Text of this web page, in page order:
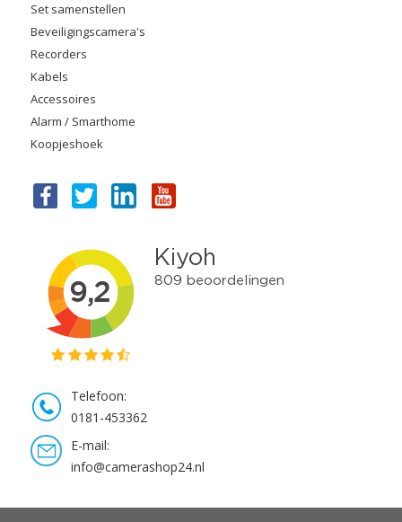
Set samenstellen
Beveiligingscamera's
Recorders
Kabels
Accessoires
Alarm / Smarthome
Koopjeshoek
Telefoon:
0181-453362
E-mail:
info@camerashop24.nl